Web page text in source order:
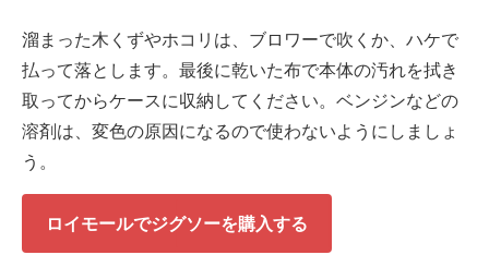
溜まった木くずやホコリは、ブロワーで吹くか、ハケで
払って落とします。最後に乾いた布で本体の汚れを拭き
取ってからケースに収納してください。ベンジンなどの
溶剤は、変色の原因になるので使わないようにしましょ
う。
ロイモールでジグソーを購入する